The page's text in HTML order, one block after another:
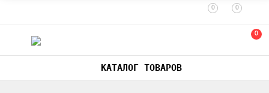
0 0
0
КАТАЛОГ ТОВАРОВ